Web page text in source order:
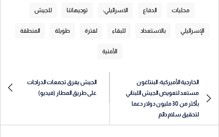
محليات الدفاع الاسرائيلي: توجيهاتنا للجيش
الإسرائيلي بالاستعداد للبقاء لفترة طويلة المنطقة
الأمنية
الخارجية الأميركية: البنتاغون
مستعد لتعويض الجيش اللبناني
بأكثر من 30 مليون دولار دعما
لتحقيق سلام دائم
الجيش يفرق تجمعات الدراجات
على طريق المطار (فيديو)